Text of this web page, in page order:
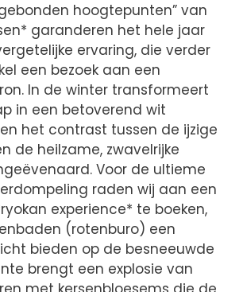
hoogtepunten” van
garanderen het hele jaar
ervaring, die verder
een bezoek aan een
In de winter transformeert
in een betoverend wit
het contrast tussen de ijzige
de heilzame, zwavelrijke
Voor de ultieme
raden wij aan een
experience* te boeken,
(rotenburo) een
bieden op de besneeuwde
brengt een explosie van